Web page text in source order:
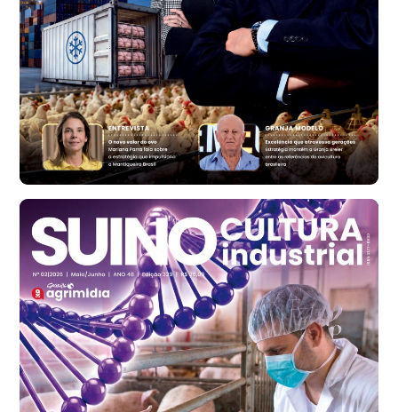
RS
R$ 1.314,61
t
Ovo Vermelho - Regional
Vermelho
R$ 171,61
cx
Ovo Branco - Regional
Santa Maria do Jetibá (ES)
R$ 140,74
cx
Ovo Branco - Regional
Recife (PE)
R$ 147,74
cx
Ovo Vermelho - Regional
Recife (PE)
R$ 157,72